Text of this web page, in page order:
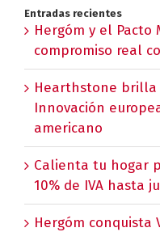
Entradas recientes
Hergóm y el Pacto
compromiso real
Hearthstone brilla
Innovación
americano
Calienta tu hogar
10% de IVA hasta
Hergóm conquista